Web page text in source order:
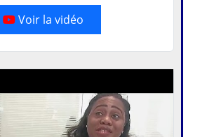
Voir la vidéo